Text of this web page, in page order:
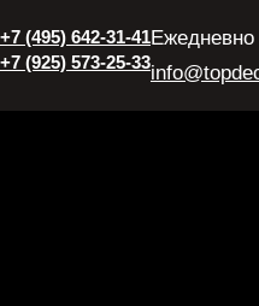
+7 (495) 642-31-41
+7 (925) 573-25-33